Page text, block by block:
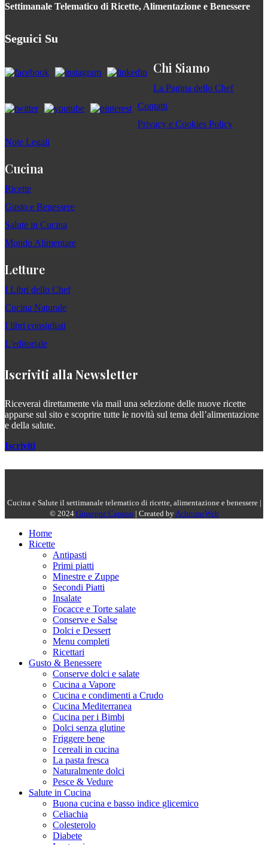
Settimanale Telematico di Ricette, Alimentazione e Benessere
Seguici Su
Chi Siamo
La Pagina dello Chef
Contatti
Privacy e Cookies Policy
Note Legali
Cucina
Ricette
Gusto e Benessere
Salute in Cucina
Mondo Alimentare
Letture
I Libri dello Chef
Cucina Naturale
I libri consigliati
L'editoriale
Iscriviti alla Newsletter
Riceverai direttamente via mail una selezione delle nuove ricette
apparse sul sito e scoprire tutte le novità sul tema dell’alimentazione
e della salute.
Iscriviti
Cucina e Salute il settimanale telematico di ricette, alimentazione e benessere |
© 2024 Giuseppe Capano | Created by AchromeWeb
Home
Ricette
Antipasti
Primi piatti
Minestre e Zuppe
Secondi Piatti
Insalate
Focacce e Torte salate
Conserve e Salse
Dolci e Dessert
Menu completi
Ricettari
Gusto & Benessere
Conserve dolci e salate
Cucina a Vapore
Cucina e condimenti a Crudo
Cucina Mediterranea
Cucina per i Bimbi
Dolci senza glutine
Friggere bene
I cereali in cucina
La pasta fresca
Naturalmente dolci
Pesce & Vedure
Salute in Cucina
Buona cucina e basso indice glicemico
Celiachia
Colesterolo
Diabete